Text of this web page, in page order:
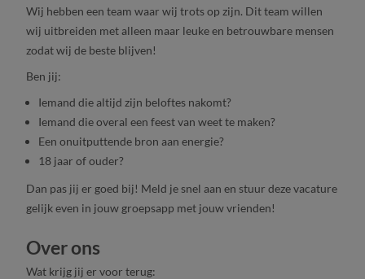
Wij hebben een team waar wij trots op zijn. Dit team willen
wij uitbreiden met alleen maar leuke en betrouwbare mensen
zodat wij de beste blijven!
Ben jij:
Iemand die altijd zijn beloftes nakomt?
Iemand die overal een feest van weet te maken?
Een onuitputtende bron aan energie?
18 jaar of ouder?
Dan pas jij er goed bij! Meld je snel aan en stuur deze vacature
gelijk even in jouw groepsapp met jouw vrienden!
Over ons
Wat krijg jij er voor terug: